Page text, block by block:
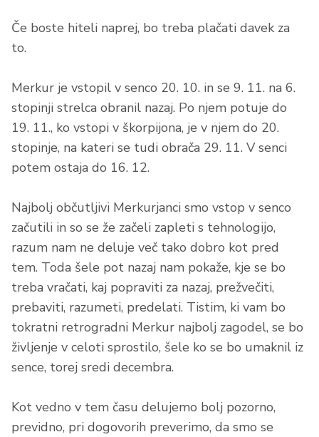
Če boste hiteli naprej, bo treba plačati davek za
to.
Merkur je vstopil v senco 20. 10. in se 9. 11. na 6.
stopinji strelca obranil nazaj. Po njem potuje do
19. 11., ko vstopi v škorpijona, je v njem do 20.
stopinje, na kateri se tudi obrača 29. 11. V senci
potem ostaja do 16. 12.
Najbolj občutljivi Merkurjanci smo vstop v senco
začutili in so se že začeli zapleti s tehnologijo,
razum nam ne deluje več tako dobro kot pred
tem. Toda šele pot nazaj nam pokaže, kje se bo
treba vračati, kaj popraviti za nazaj, prežvečiti,
prebaviti, razumeti, predelati. Tistim, ki vam bo
tokratni retrogradni Merkur najbolj zagodel, se bo
življenje v celoti sprostilo, šele ko se bo umaknil iz
sence, torej sredi decembra.
Kot vedno v tem času delujemo bolj pozorno,
previdno, pri dogovorih preverimo, da smo se